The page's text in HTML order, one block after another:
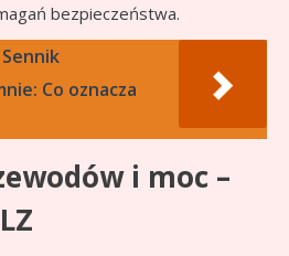
bezpieczeństwa.
Sennik
Co oznacza
i moc –